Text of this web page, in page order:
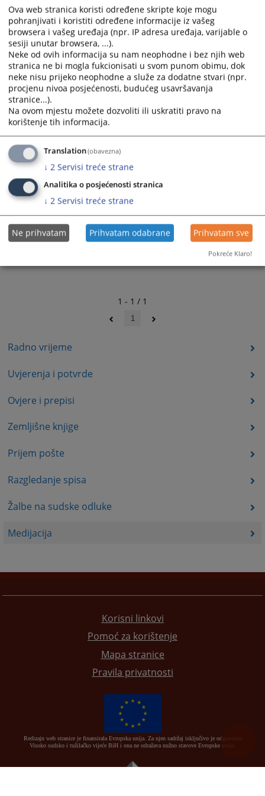
Radno vrijeme
Uvjerenja i potvrde
Ovjere i prepisi
Zemljišne knjige
Prijem pošte
Razgledanje spisa
Žalbe na sudske odluke
Medijacija
Dobrovoljnost - Strane u sporu dobrovoljno pokreću postupak medijacije
i sudjeluju u postizanju sporazuma.
Povjerljivost - Postupak medijacije je povjerljive prirode. Izjave stranaka
iznesene u postupku medijacije ne mogu se bez odobrenja stranaka
koristiti kao dokaz u bilo kojem drugom postupku.
Jednakost stranaka - Stranke u postupku medijacije imaju jednaka
prava.
Neutralnost medijatora - Medijator posreduje na neutralan način, bez
predrasuda u pogledu stranaka i predmeta spora.
1359PREGLEDA
1 - 1 / 1
1
Korisni linkovi
Pomoć za korištenje
Mapa stranice
Pravila privatnosti
Redizajn web stranice je finansirala Evropska unija. Za njen sadržaj isključivo je odgovorno
Visoko sudsko i tužilačko vijeće BiH i ona ne odražava nužno stavove Evropske unije.
Ova web stranica koristi određene skripte koje mogu
pohranjivati i koristiti određene informacije iz vašeg
browsera i vašeg uređaja (npr. IP adresa uređaja, varijable o
sesiji unutar browsera, ...).
Neke od ovih informacija su nam neophodne i bez njih web
stranica ne bi mogla fukcionisati u svom punom obimu, dok
neke nisu prijeko neophodne a služe za dodatne stvari (npr.
procjenu nivoa posjećenosti, budućeg usavršavanja
stranice...).
Na ovom mjestu možete dozvoliti ili uskratiti pravo na
korištenje tih informacija.
Translation(obavezna)
↓ 2 Servisi treće strane
Analitika o posjećenosti stranica
↓ 2 Servisi treće strane
Ne prihvatam Prihvatam odabrane Prihvatam sve
Pokreće Klaro!